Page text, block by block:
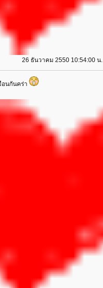
26 ธันวาคม 2550 10:54:00 น.
อนกันคร่า